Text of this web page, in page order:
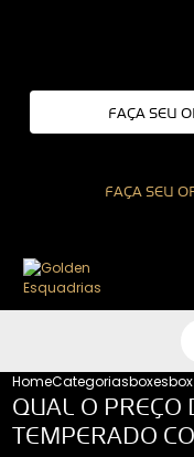
FAÇA SEU
FAÇA SEU
HomeCategoriasboxes
QUAL O
TEMPERADO